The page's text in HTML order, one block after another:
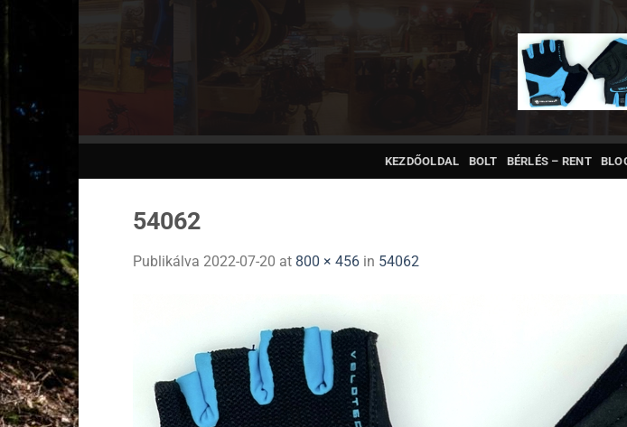
KEZDŐOLDAL BOLT BÉRLÉS – RENT
54062
Publikálva 2022-07-20 at 800 × 456 in 54062